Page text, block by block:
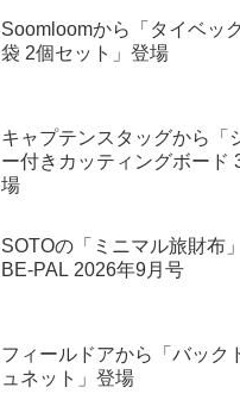
Soomloomから「タイベッ
袋 2個セット」登場
キャプテンスタッグから「
ー付きカッティングボード
場
SOTOの「ミニマル旅財布
BE-PAL 2026年9月号
フィールドアから「バック
ュネット」登場